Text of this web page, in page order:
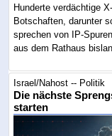
Hunderte verdächtige
Botschaften, darunter
sprechen von IP-
aus dem Rathaus
Israel/Nahost -- Politik
Die nächste
starten